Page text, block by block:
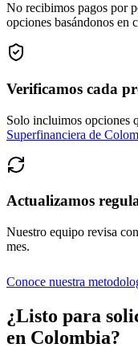
No recibimos pagos por
opciones basándonos en
Verificamos cada
Solo incluimos opciones
Superfinanciera de
Actualizamos
Nuestro equipo revisa
mes.
Conoce nuestra
¿Listo para
en Colombia?